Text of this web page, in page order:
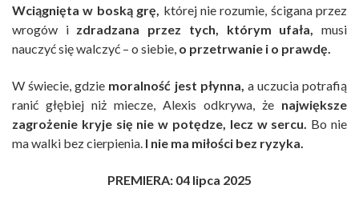
Wciągnięta w boską grę, której nie rozumie, ścigana przez
wrogów i zdradzana przez tych, którym ufała,
musi
nauczyć się walczyć – o siebie, o przetrwanie i o prawdę.
W świecie, gdzie moralność jest płynna, a uczucia potrafią
ranić głębiej niż miecze, Alexis odkrywa, że największe
zagrożenie kryje się nie w potędze, lecz w sercu. Bo nie
ma walki bez cierpienia. I nie ma miłości bez ryzyka.
PREMIERA: 04 lipca 2025